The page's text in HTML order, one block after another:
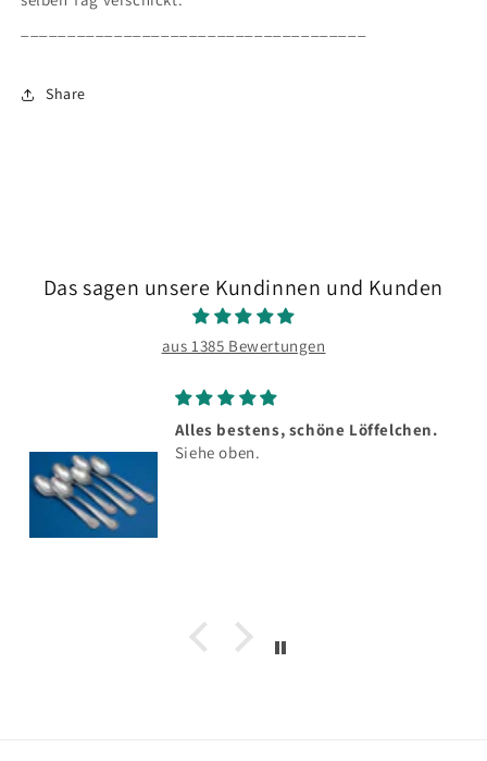
Share
Das sagen unsere Kundinnen und Kunden
aus 1385 Bewertungen
Alles bestens, schöne Löffelchen.
Siehe oben.